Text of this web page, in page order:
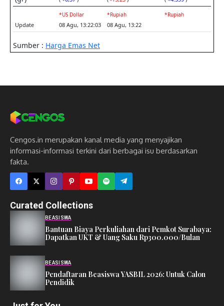
Cengos.in merupakan kanal media yang menyajikan
informasi-informasi terkini dari berbagai isu berdasarkan
fakta.
Curated Collections
BEASISWA
Bantuan Biaya Perkuliahan dari Pemkot Surabaya:
Dapatkan UKT & Uang Saku Rp300.000/Bulan
BEASISWA
Pendaftaran Beasiswa YASBIL 2026: Untuk Calon
Pendidik